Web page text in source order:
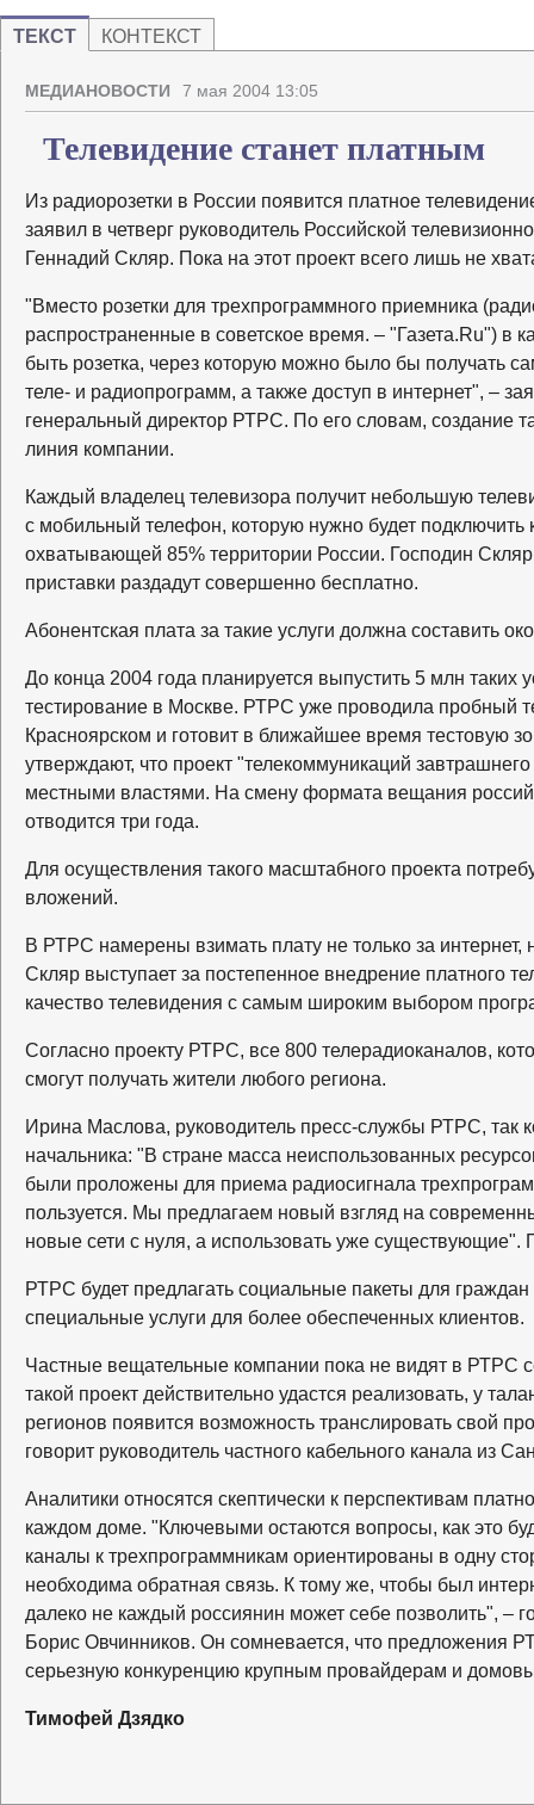
ТЕКСТ КОНТЕКСТ
МЕДИАНОВОСТИ 7 мая 2004 13:05
Телевидение станет платным
Из радиорозетки в России появится платное
заявил в четверг руководитель Российской
Геннадий Скляр. Пока на этот проект всего лишь не
"Вместо розетки для трехпрограммного приемника
распространенные в советское время. – "Газета.Ru") в
быть розетка, через которую можно было бы получать
теле- и радиопрограмм, а также доступ в интернет", –
генеральный директор РТРС. По его словам, создание
линия компании.
Каждый владелец телевизора получит небольшую
с мобильный телефон, которую нужно будет подключить
охватывающей 85% территории России. Господин Скляр
приставки раздадут совершенно бесплатно.
Абонентская плата за такие услуги должна составить
До конца 2004 года планируется выпустить 5 млн таких
тестирование в Москве. РТРС уже проводила пробный
Красноярском и готовит в ближайшее время тестовую
утверждают, что проект "телекоммуникаций
местными властями. На смену формата вещания
отводится три года.
Для осуществления такого масштабного проекта
вложений.
В РТРС намерены взимать плату не только за интернет,
Скляр выступает за постепенное внедрение платного
качество телевидения с самым широким выбором
Согласно проекту РТРС, все 800 телерадиоканалов,
смогут получать жители любого региона.
Ирина Маслова, руководитель пресс-службы РТРС, так
начальника: "В стране масса неиспользованных
были проложены для приема радиосигнала
пользуется. Мы предлагаем новый взгляд на
новые сети с нуля, а использовать уже существующие".
РТРС будет предлагать социальные пакеты для
специальные услуги для более обеспеченных клиентов.
Частные вещательные компании пока не видят в РТРС
такой проект действительно удастся реализовать, у
регионов появится возможность транслировать свой
говорит руководитель частного кабельного канала из
Аналитики относятся скептически к перспективам
каждом доме. "Ключевыми остаются вопросы, как это
каналы к трехпрограммникам ориентированы в одну
необходима обратная связь. К тому же, чтобы был
далеко не каждый россиянин может себе позволить", –
Борис Овчинников. Он сомневается, что предложения
серьезную конкуренцию крупным провайдерам и
Тимофей Дзядко